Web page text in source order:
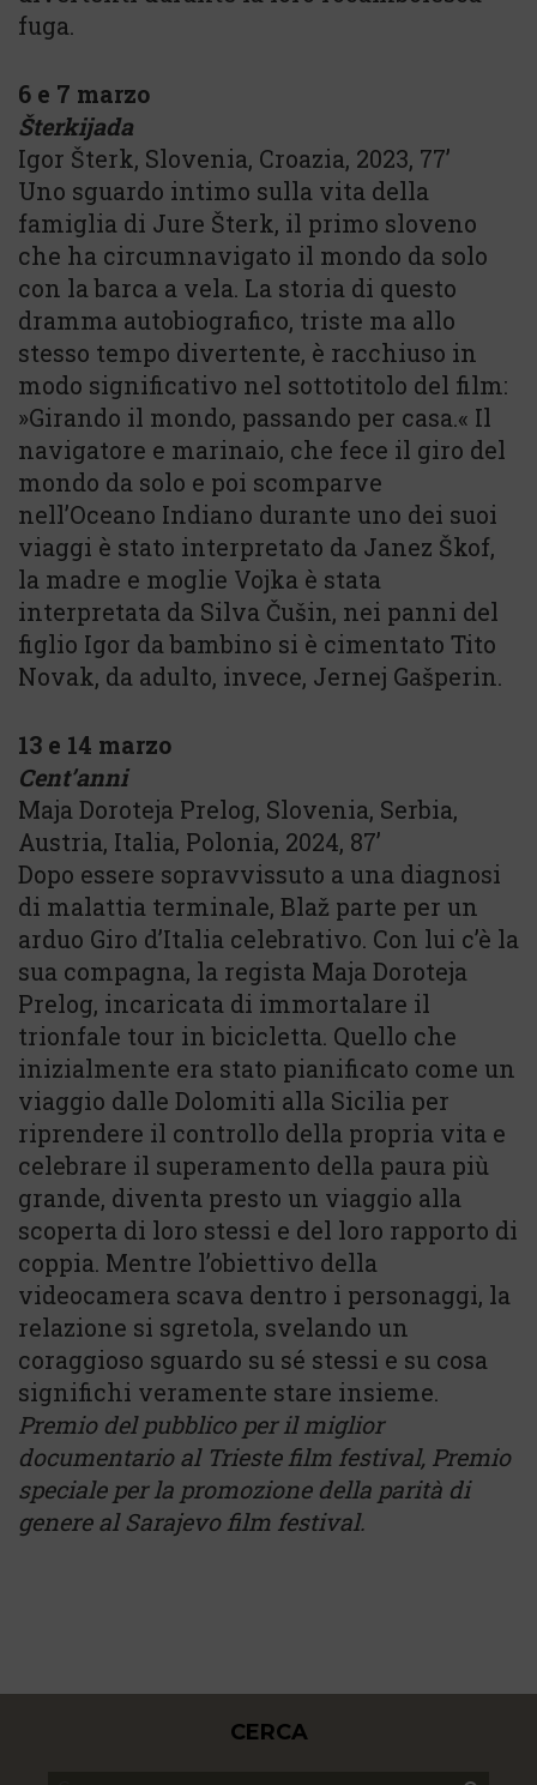
fuga.
6 e 7 marzo
Šterkijada
Igor Šterk, Slovenia, Croazia, 2023, 77’
Uno sguardo intimo sulla vita della
famiglia di Jure Šterk, il primo sloveno
che ha circumnavigato il mondo da solo
con la barca a vela. La storia di questo
dramma autobiografico, triste ma allo
stesso tempo divertente, è racchiuso in
modo significativo nel sottotitolo del film:
»Girando il mondo, passando per casa.« Il
navigatore e marinaio, che fece il giro del
mondo da solo e poi scomparve
nell’Oceano Indiano durante uno dei suoi
viaggi è stato interpretato da Janez Škof,
la madre e moglie Vojka è stata
interpretata da Silva Čušin, nei panni del
figlio Igor da bambino si è cimentato Tito
Novak, da adulto, invece, Jernej Gašperin.
13 e 14 marzo
Cent’anni
Maja Doroteja Prelog, Slovenia, Serbia,
Austria, Italia, Polonia, 2024, 87’
Dopo essere sopravvissuto a una diagnosi
di malattia terminale, Blaž parte per un
arduo Giro d’Italia celebrativo. Con lui c’è la
sua compagna, la regista Maja Doroteja
Prelog, incaricata di immortalare il
trionfale tour in bicicletta. Quello che
inizialmente era stato pianificato come un
viaggio dalle Dolomiti alla Sicilia per
riprendere il controllo della propria vita e
celebrare il superamento della paura più
grande, diventa presto un viaggio alla
scoperta di loro stessi e del loro rapporto di
coppia. Mentre l’obiettivo della
videocamera scava dentro i personaggi, la
relazione si sgretola, svelando un
coraggioso sguardo su sé stessi e su cosa
significhi veramente stare insieme.
Premio del pubblico per il miglior
documentario al Trieste film festival, Premio
speciale per la promozione della parità di
genere al Sarajevo film festival.
CERCA